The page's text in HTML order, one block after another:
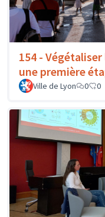
154 -
une première
Ville de Lyon 0 0